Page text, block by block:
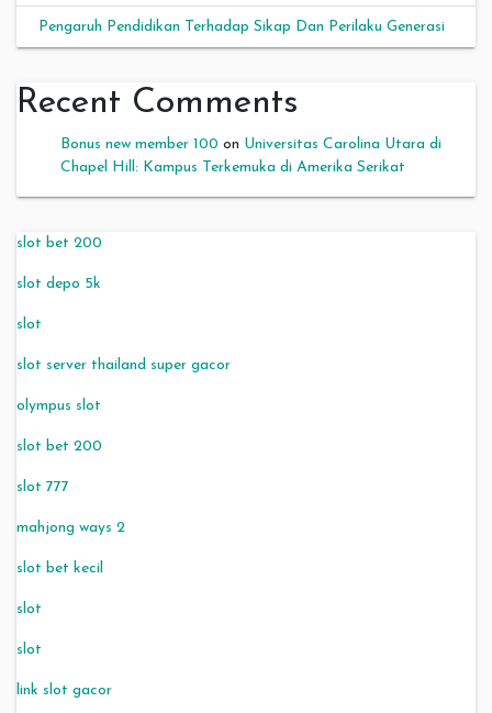
Pengaruh Pendidikan Terhadap Sikap Dan Perilaku Generasi
Recent Comments
Bonus new member 100 on Universitas Carolina Utara di
Chapel Hill: Kampus Terkemuka di Amerika Serikat
slot bet 200
slot depo 5k
slot
slot server thailand super gacor
olympus slot
slot bet 200
slot 777
mahjong ways 2
slot bet kecil
slot
slot
link slot gacor